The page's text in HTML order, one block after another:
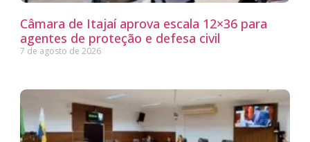
Câmara de Itajaí aprova escala 12×36 para
agentes de proteção e defesa civil
7 de agosto de 2026